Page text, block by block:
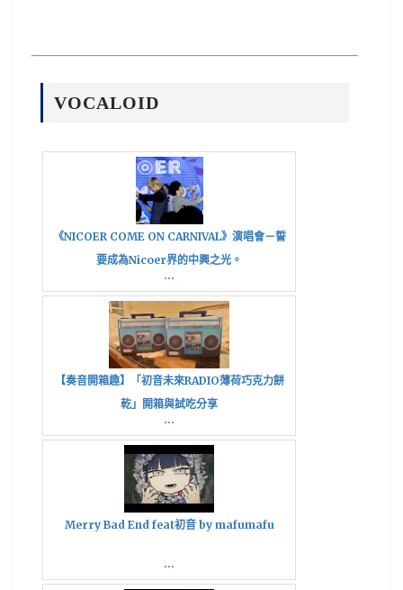
VOCALOID
《NICOER COME ON CARNIVAL》演唱會－誓
要成為Nicoer界的中興之光。
...
【奏音開箱趣】「初音未來RADIO薄荷巧克力餅
乾」開箱與試吃分享
...
Merry Bad End feat初音 by mafumafu
...